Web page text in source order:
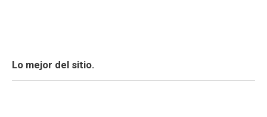
Lo mejor del sitio.